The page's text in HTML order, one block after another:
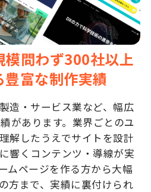
模問わず300社以上
豊富な制作実績
造・サービス業など、幅広
があります。業界ごとのユ
解したうえでサイトを設計
響くコンテンツ・導線が実
ムページを作る方から大幅
方まで、実績に裏付けられ